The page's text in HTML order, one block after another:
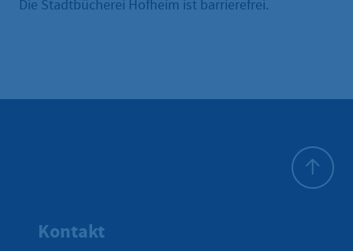
Die Stadtbücherei Hofheim ist barrierefrei.
Kontakt